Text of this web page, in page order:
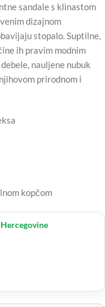
sandale s klinastom
dizajnom
stopalo. Suptilne,
ih pravim modnim
nauljene nubuk
prirodnom i
kopčom